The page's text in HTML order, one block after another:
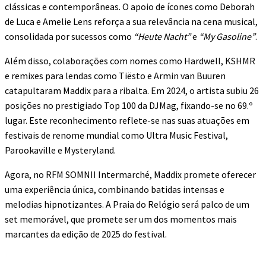
clássicas e contemporâneas. O apoio de ícones como Deborah
de Luca e Amelie Lens reforça a sua relevância na cena musical,
consolidada por sucessos como “Heute Nacht”e “My Gasoline”.
Além disso, colaborações com nomes como Hardwell, KSHMR
e remixes para lendas como Tiësto e Armin van Buuren
catapultaram Maddix para a ribalta. Em 2024, o artista subiu 26
posições no prestigiado Top 100 da DJMag, fixando-se no 69.º
lugar. Este reconhecimento reflete-se nas suas atuações em
festivais de renome mundial como Ultra Music Festival,
Parookaville e Mysteryland.
Agora, no RFM SOMNII Intermarché, Maddix promete oferecer
uma experiência única, combinando batidas intensas e
melodias hipnotizantes. A Praia do Relógio será palco de um
set memorável, que promete ser um dos momentos mais
marcantes da edição de 2025 do festival.